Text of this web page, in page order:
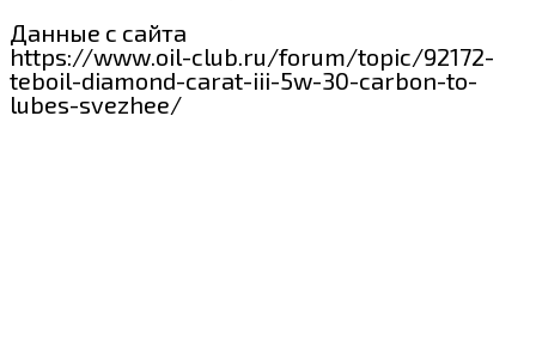
Данные с сайта
https://www.oil-club.ru/forum/topic/92172-
teboil-diamond-carat-iii-5w-30-carbon-to-
lubes-svezhee/